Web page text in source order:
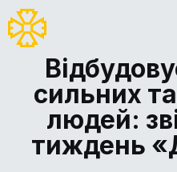
сильних
людей:
тиждень